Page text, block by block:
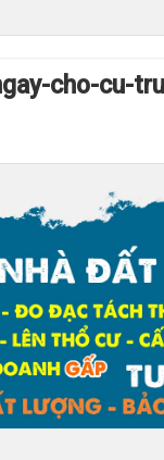
cho-cu-